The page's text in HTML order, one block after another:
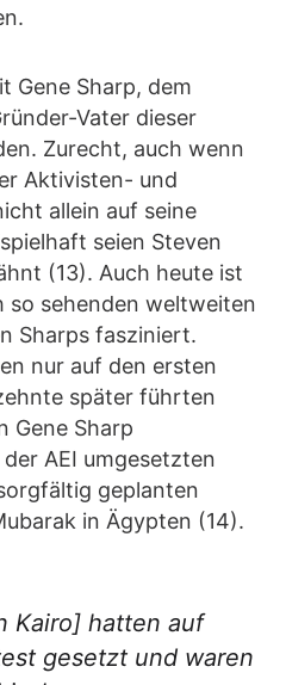
Gene Sharp, dem
Vater dieser
Zurecht, auch wenn
Aktivisten- und
allein auf seine
seien Steven
(13). Auch heute ist
so sehenden weltweiten
Sharps fasziniert.
nur auf den ersten
später führten
Gene Sharp
AEI umgesetzten
geplanten
in Ägypten (14).
Kairo] hatten auf
gesetzt und waren